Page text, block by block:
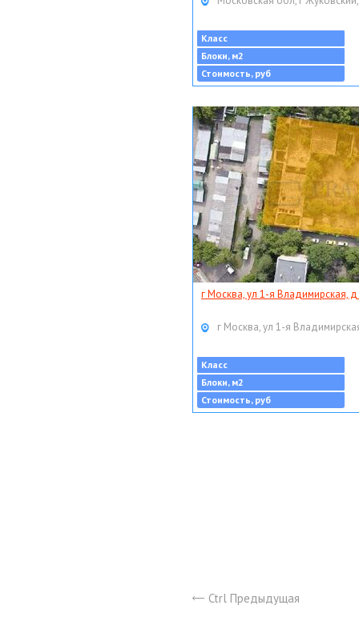
Класс
Блоки, м2
Стоимость, руб
г Москва, ул 1-я Владимирская, д
г Москва, ул 1-я
Класс
Блоки, м2
Стоимость, руб
Ctrl Предыдущая